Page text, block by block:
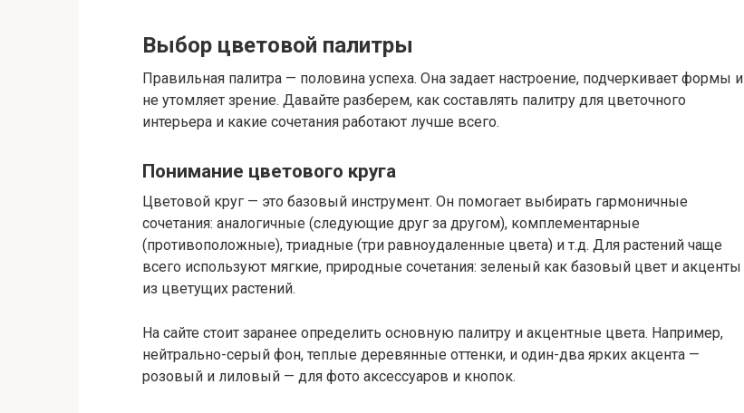
Выбор цветовой палитры
Правильная палитра — половина успеха. Она задает настроение, подчеркивает формы и
не утомляет зрение. Давайте разберем, как составлять палитру для цветочного
интерьера и какие сочетания работают лучше всего.
Понимание цветового круга
Цветовой круг — это базовый инструмент. Он помогает выбирать гармоничные
сочетания: аналогичные (следующие друг за другом), комплементарные
(противоположные), триадные (три равноудаленные цвета) и т.д. Для растений чаще
всего используют мягкие, природные сочетания: зеленый как базовый цвет и акценты
из цветущих растений.
На сайте стоит заранее определить основную палитру и акцентные цвета. Например,
нейтрально-серый фон, теплые деревянные оттенки, и один-два ярких акцента —
розовый и лиловый — для фото аксессуаров и кнопок.